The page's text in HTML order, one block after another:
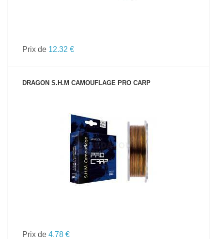
Prix de 12.32 €
DRAGON S.H.M CAMOUFLAGE PRO CARP
VOIR LE PRODUIT
Prix de 4.78 €